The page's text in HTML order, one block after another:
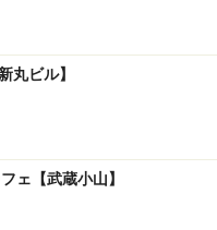
丸ビル】
ェ【武蔵小山】